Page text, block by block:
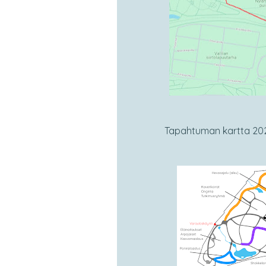
Tapahtuman kartta